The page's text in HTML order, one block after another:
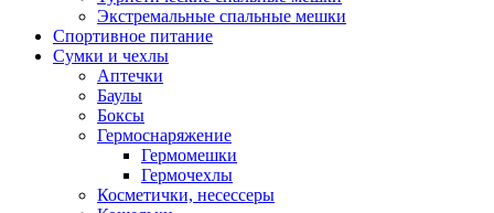
Экстремальные спальные мешки
Спортивное питание
Сумки и чехлы
Аптечки
Баулы
Боксы
Гермоснаряжение
Гермомешки
Гермочехлы
Косметички, несессеры